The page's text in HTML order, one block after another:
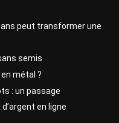
ans peut transformer une
semis
métal ?
: un passage
en ligne